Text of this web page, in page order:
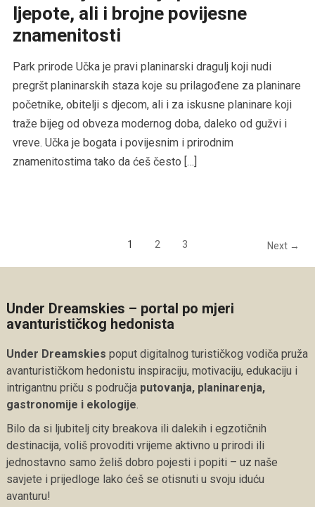
ljepote, ali i brojne povijesne
znamenitosti
Park prirode Učka je pravi planinarski dragulj koji nudi
pregršt planinarskih staza koje su prilagođene za planinare
početnike, obitelji s djecom, ali i za iskusne planinare koji
traže bijeg od obveza modernog doba, daleko od gužvi i
vreve. Učka je bogata i povijesnim i prirodnim
znamenitostima tako da ćeš često […]
1 2 3 Next →
Under Dreamskies – portal po mjeri
avanturističkog hedonista
Under Dreamskies poput digitalnog turističkog vodiča pruža
avanturističkom hedonistu inspiraciju, motivaciju, edukaciju i
intrigantnu priču s područja putovanja, planinarenja,
gastronomije i ekologije
Bilo da si ljubitelj city breakova ili dalekih i egzotičnih
destinacija, voliš provoditi vrijeme aktivno u prirodi ili
jednostavno samo želiš dobro pojesti i popiti – uz naše
savjete i prijedloge lako ćeš se otisnuti u svoju iduću
avanturu!